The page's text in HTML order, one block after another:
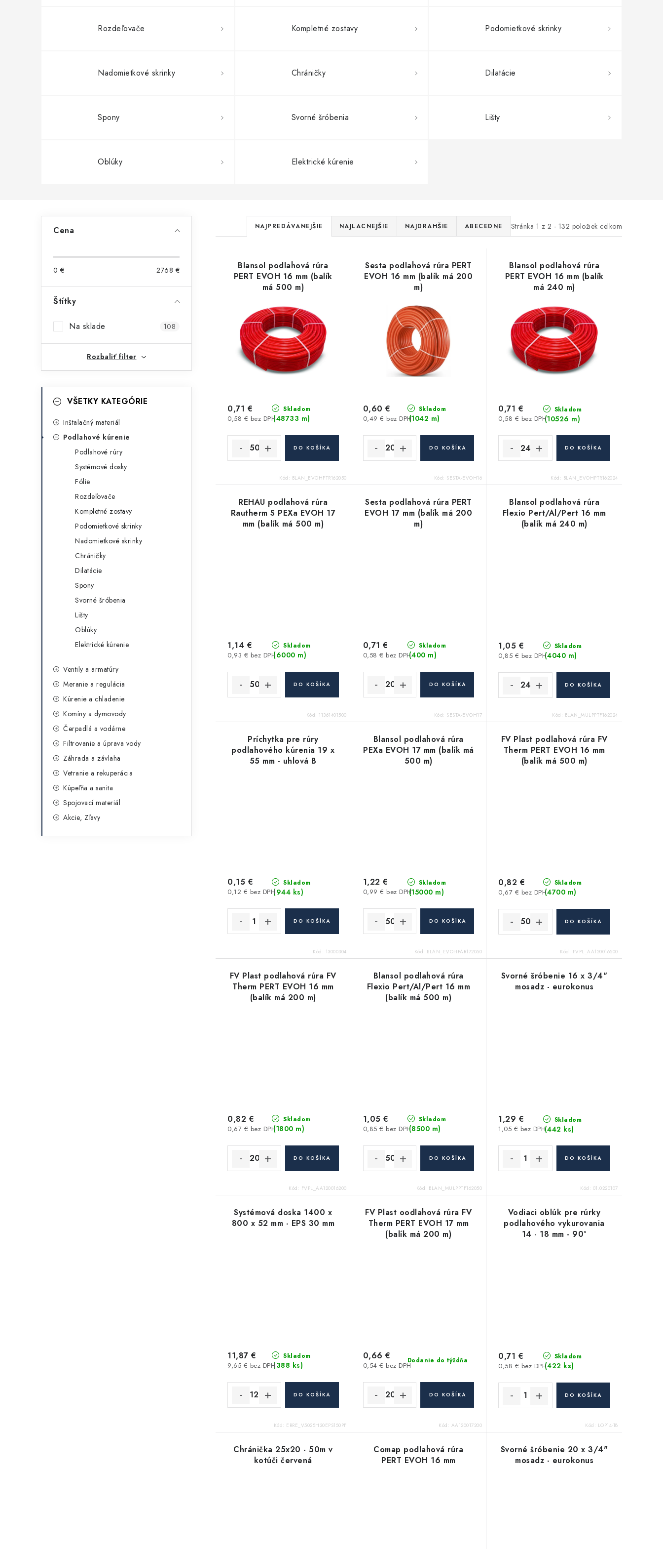
Rozdeľovače Kompletné zostavy Podomietkové skrinky
Nadomietkové skrinky Chráničky Dilatácie
Spony Svorné šróbenia Lišty
Oblúky Elektrické kúrenie
n
a
e
l
Cena
0 € 2768 €
Štítky
Na sklade 108
Rozbaliť filter
kategórie
e
VŠETKY KATEGÓRIE
Inštalačný materiál
Podlahové kúrenie
Podlahové rúry
Systémové dosky
Fólie
Rozdeľovače
Kompletné zostavy
Podomietkové skrinky
Nadomietkové skrinky
Chráničky
Dilatácie
Spony
Svorné šróbenia
Lišty
Oblúky
Elektrické kúrenie
Ventily a armatúry
Meranie a regulácia
Kúrenie a chladenie
Komíny a dymovody
Čerpadlá a vodárne
Filtrovanie a úprava vody
Záhrada a závlaha
Vetranie a rekuperácia
Kúpeľňa a sanita
Spojovací materiál
Akcie, Zľavy
Stránka 1 z 2 - 132 položiek celkom
R
a
d
e
i
e
p
d
u
k
t
o
v
NAJPREDÁVANEJŠIE NAJLACNEJŠIE NAJDRAHŠIE ABECEDNE
o
Blansol podlahová rúra
PERT EVOH 16 mm (balík
má 500 m)
Skladom
(48733 m)
0,58 € bez DPH
0,71 €
DO KOŠÍKA
Kód: BLAN_EVOHPTR162050
Sesta podlahová rúra PERT
EVOH 16 mm (balík má 200
m)
Skladom
(1042 m)
0,49 € bez DPH
0,60 €
DO KOŠÍKA
Kód: SESTA-EVOH16
Blansol podlahová rúra
PERT EVOH 16 mm (balík
má 240 m)
Skladom
(10526 m)
0,58 € bez DPH
0,71 €
DO KOŠÍKA
Kód: BLAN_EVOHPTR162024
REHAU podlahová rúra
Rautherm S PEXa EVOH 17
mm (balík má 500 m)
Skladom
(6000 m)
0,93 € bez DPH
1,14 €
DO KOŠÍKA
Kód: 11361401500
Sesta podlahová rúra PERT
EVOH 17 mm (balík má 200
m)
Skladom
(400 m)
0,58 € bez DPH
0,71 €
DO KOŠÍKA
Kód: SESTA-EVOH17
Blansol podlahová rúra
Flexio Pert/Al/Pert 16 mm
(balík má 240 m)
Skladom
(4040 m)
0,85 € bez DPH
1,05 €
DO KOŠÍKA
Kód: BLAN_MULPPTF162024
Príchytka pre rúry
podlahového kúrenia 19 x
55 mm - uhlová B
Skladom
(944 ks)
0,12 € bez DPH
0,15 €
DO KOŠÍKA
Kód: 13000304
Blansol podlahová rúra
PEXa EVOH 17 mm (balík má
500 m)
Skladom
(15000 m)
0,99 € bez DPH
1,22 €
DO KOŠÍKA
Kód: BLAN_EVOHPAR172050
FV Plast podlahová rúra FV
Therm PERT EVOH 16 mm
(balík má 500 m)
Skladom
(4700 m)
0,67 € bez DPH
0,82 €
DO KOŠÍKA
Kód: FVPL_AA120016500
FV Plast podlahová rúra FV
Therm PERT EVOH 16 mm
(balík má 200 m)
Skladom
(1800 m)
0,67 € bez DPH
0,82 €
DO KOŠÍKA
Kód: FVPL_AA120016200
Blansol podlahová rúra
Flexio Pert/Al/Pert 16 mm
(balík má 500 m)
Skladom
(8500 m)
0,85 € bez DPH
1,05 €
DO KOŠÍKA
Kód: BLAN_MULPPTF162050
Svorné šróbenie 16 x 3/4"
mosadz - eurokonus
Skladom
(442 ks)
1,05 € bez DPH
1,29 €
DO KOŠÍKA
Kód: 01.0220107
Systémová doska 1400 x
800 x 52 mm - EPS 30 mm
Skladom
(388 ks)
9,65 € bez DPH
11,87 €
DO KOŠÍKA
Kód: ERRE_V5025H30EPS150PF
FV Plast oodlahová rúra FV
Therm PERT EVOH 17 mm
(balík má 200 m)
Dodanie do týždňa
0,54 € bez DPH
0,66 €
DO KOŠÍKA
Kód: AA120017200
Vodiaci oblúk pre rúrky
podlahového vykurovania
14 - 18 mm - 90°
Skladom
(422 ks)
0,58 € bez DPH
0,71 €
DO KOŠÍKA
Kód: LOP14-18
Chránička 25x20 - 50m v
kotúči červená
Comap podlahová rúra
PERT EVOH 16 mm
Svorné šróbenie 20 x 3/4"
mosadz - eurokonus